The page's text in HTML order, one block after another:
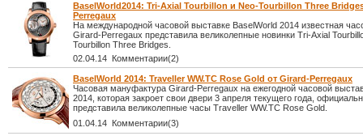
BaselWorld2014: Tri-Axial Tourbillon и Neo-Tourbillon Three
Perregaux
На международной часовой выставке BaselWorld 2014 известная
Girard-Perregaux представила великолепные новинки Tri-Axial
Tourbillon Three Bridges.
02.04.14 Комментарии(2)
BaselWorld 2014: Traveller WW.TC Rose Gold от Girard-Perregaux
Часовая мануфактура Girard-Perregaux на ежегодной часовой
2014, которая закроет свои двери 3 апреля текущего года,
представила великолепные часы Traveller WW.TC Rose Gold.
01.04.14 Комментарии(3)